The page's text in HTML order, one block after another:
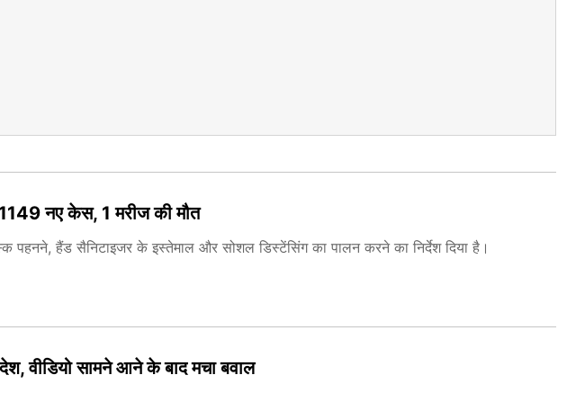
1149 नए केस, 1 मरीज की मौत
पहनने, हैंड सैनिटाइजर के इस्तेमाल और सोशल डिस्टेंसिंग का पालन करने का निर्देश दिया है।
वीडियो सामने आने के बाद मचा बवाल